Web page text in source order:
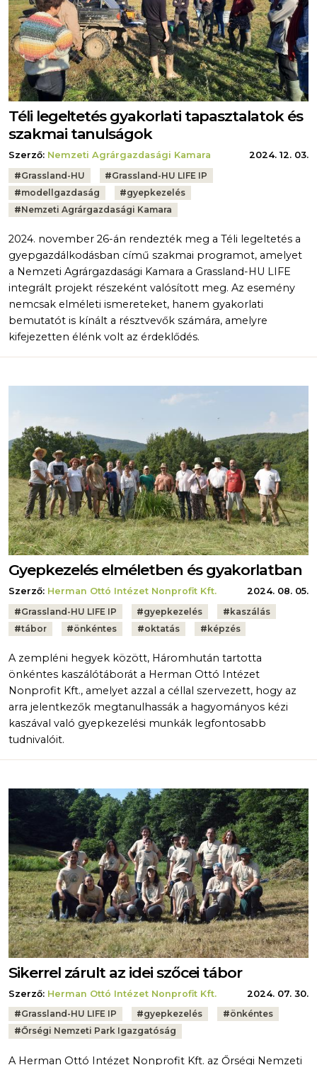
Téli legeltetés gyakorlati tapasztalatok és
szakmai tanulságok
Szerző: Nemzeti Agrárgazdasági Kamara
2024. 12. 03.
Tags:
#Grassland-HU #Grassland-HU LIFE IP
#modellgazdaság #gyepkezelés
#Nemzeti Agrárgazdasági Kamara
2024. november 26-án rendezték meg a Téli legeltetés a
gyepgazdálkodásban című szakmai programot, amelyet
a Nemzeti Agrárgazdasági Kamara a Grassland-HU LIFE
integrált projekt részeként valósított meg. Az esemény
nemcsak elméleti ismereteket, hanem gyakorlati
bemutatót is kínált a résztvevők számára, amelyre
kifejezetten élénk volt az érdeklődés.
Gyepkezelés elméletben és gyakorlatban
Szerző: Herman Ottó Intézet Nonprofit Kft.
2024. 08. 05.
Tags:
#Grassland-HU LIFE IP #gyepkezelés #kaszálás
#tábor #önkéntes #oktatás # képzés
A zempléni hegyek között, Háromhután tartotta
önkéntes kaszálótáborát a Herman Ottó Intézet
Nonprofit Kft., amelyet azzal a céllal szervezett, hogy az
arra jelentkezők megtanulhassák a hagyományos kézi
kaszával való gyepkezelési munkák legfontosabb
tudnivalóit.
Sikerrel zárult az idei szőcei tábor
Szerző: Herman Ottó Intézet Nonprofit Kft.
2024. 07. 30.
Tags:
#Grassland-HU LIFE IP #gyepkezelés #önkéntes
#Őrségi Nemzeti Park Igazgatóság
A Herman Ottó Intézet Nonprofit Kft. az Őrségi Nemzeti